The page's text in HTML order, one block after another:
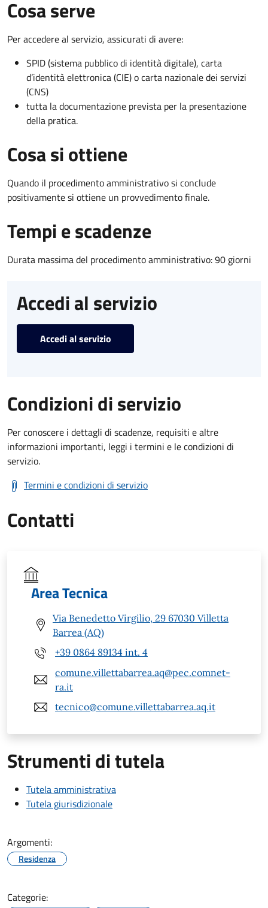
Cosa serve
Per accedere al servizio, assicurati di avere:
SPID (sistema pubblico di identità digitale), carta
d’identità elettronica (CIE) o carta nazionale dei servizi
(CNS)
tutta la documentazione prevista per la presentazione
della pratica.
Cosa si ottiene
Quando il procedimento amministrativo si conclude
positivamente si ottiene un provvedimento finale.
Tempi e scadenze
Durata massima del procedimento amministrativo: 90 giorni
Accedi al servizio
Accedi al servizio
Condizioni di servizio
Per conoscere i dettagli di scadenze, requisiti e altre
informazioni importanti, leggi i termini e le condizioni di
servizio.
Termini e condizioni di servizio
Contatti
Area Tecnica
Via Benedetto Virgilio, 29 67030 Villetta
Barrea (AQ)
+39 0864 89134 int. 4
comune.villettabarrea.aq@pec.comnet-
ra.it
tecnico@comune.villettabarrea.aq.it
Strumenti di tutela
Tutela amministrativa
Tutela giurisdizionale
Argomenti:
Residenza
Categorie: